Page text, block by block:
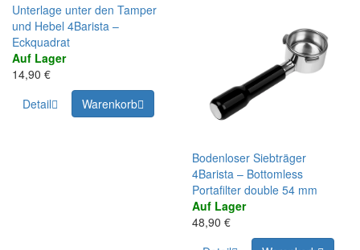
Unterlage unter den Tamper
und Hebel 4Barista –
Eckquadrat
Auf Lager
14,90 €
Detail
Warenkorb
Bodenloser Siebträger
4Barista – Bottomless
Portafilter double 54 mm
Auf Lager
48,90 €